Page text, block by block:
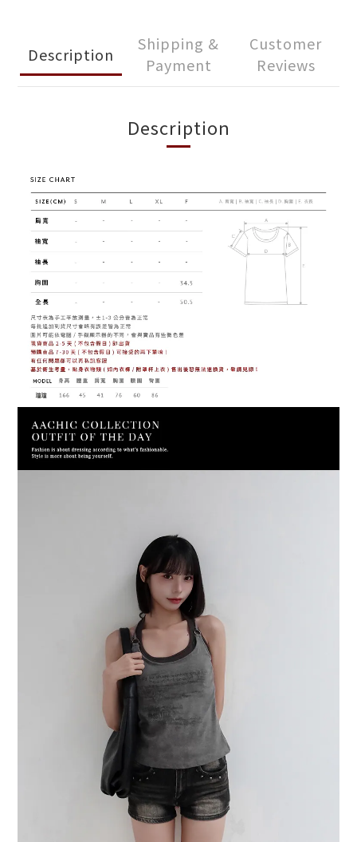
Description
Shipping &
Payment
Customer
Reviews
Description